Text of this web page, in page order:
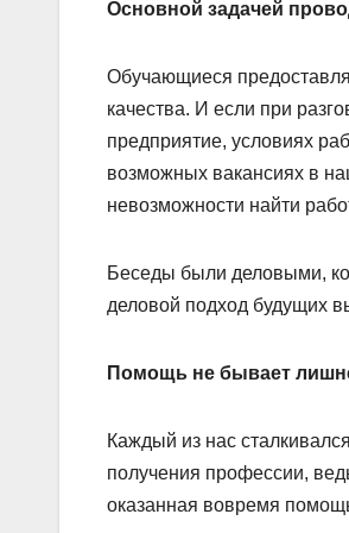
Основной задачей
Обучающиеся
качества. И если при
предприятие, условиях
возможных вакансиях в
невозможности найти
Беседы были деловыми,
деловой подход будущих
Помощь не бывает
Каждый из нас
получения профессии,
оказанная вовремя